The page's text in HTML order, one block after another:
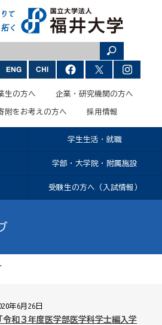
生の方へ 企業・研究機関の方へ
附をお考えの方へ 採用情報
学生生活・就職
学部・大学院・附属施設
受験生の方へ（入試情報）
年6月26日
令和３年度医学部医学科学士編入学